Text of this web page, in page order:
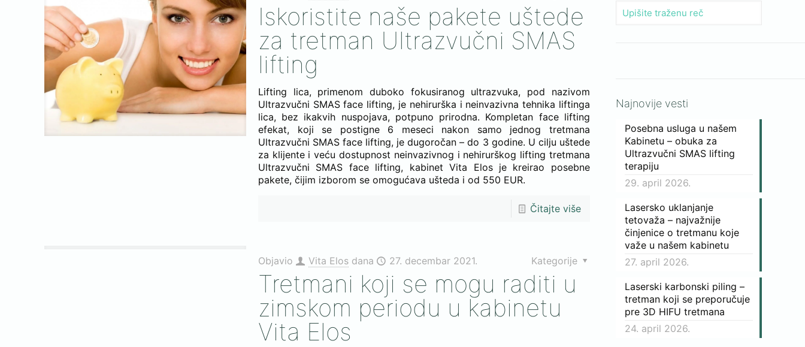
Iskoristite naše pakete uštede
za tretman Ultrazvučni SMAS
lifting
Lifting lica, primenom duboko fokusiranog ultrazvuka, pod nazivom
Ultrazvučni SMAS face lifting, je nehirurška i neinvazivna tehnika liftinga
lica, bez ikakvih nuspojava, potpuno prirodna. Kompletan face lifting
efekat, koji se postigne 6 meseci nakon samo jednog tretmana
Ultrazvučni SMAS face lifting, je dugoročan – do 3 godine. U cilju uštede
za klijente i veću dostupnost neinvazivnog i nehirurškog lifting tretmana
Ultrazvučni SMAS face lifting, kabinet Vita Elos je kreirao posebne
pakete, čijim izborom se omogućava ušteda i od 550 EUR.
Čitajte više
Objavio Vita Elos dana 27. decembar 2021. Kategorije
Tretmani koji se mogu raditi u
zimskom periodu u kabinetu
Vita Elos
Najnovije vesti
Posebna usluga u našem
Kabinetu – obuka za
Ultrazvučni SMAS lifting
terapiju
29. april 2026.
Lasersko uklanjanje
tetovaža – najvažnije
činjenice o tretmanu koje
važe u našem kabinetu
27. april 2026.
Laserski karbonski piling –
tretman koji se preporučuje
pre 3D HIFU tretmana
24. april 2026.